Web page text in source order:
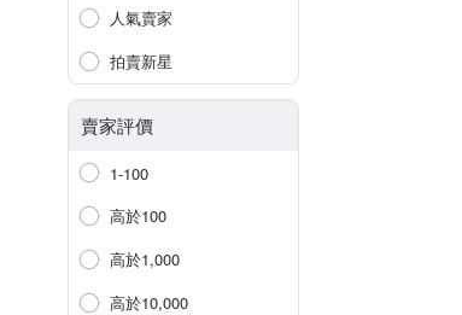
人氣賣家
拍賣新星
賣家評價
1-100
高於100
高於1,000
高於10,000